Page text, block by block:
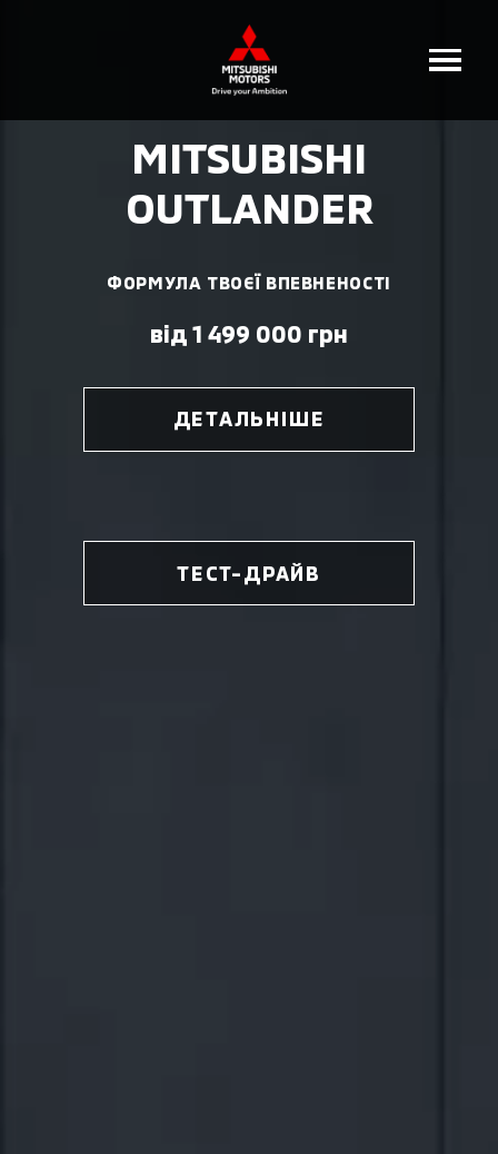
ФОРМУЛА ТВОЄЇ ВПЕВНЕНОСТІ
MITSUBISHI
OUTLANDER
від 1 499 000 грн
ДЕТАЛЬНІШЕ
ТЕСТ-ДРАЙВ